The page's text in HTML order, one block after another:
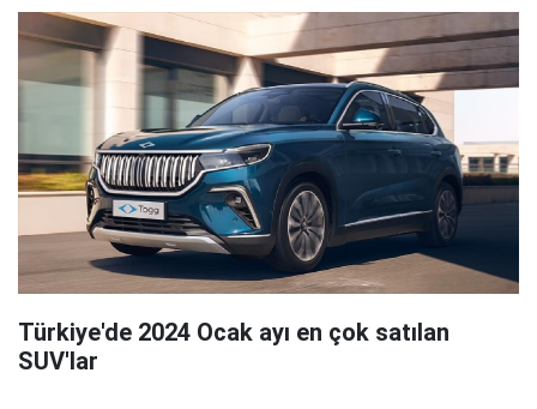
Türkiye'de 2024 Ocak ayı en çok satılan
SUV'lar